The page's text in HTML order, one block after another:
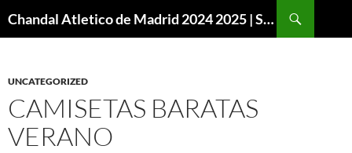
Chandal Atletico de Madrid 2024 2025 | SuperVigo
UNCATEGORIZED
CAMISETAS BARATAS
VERANO